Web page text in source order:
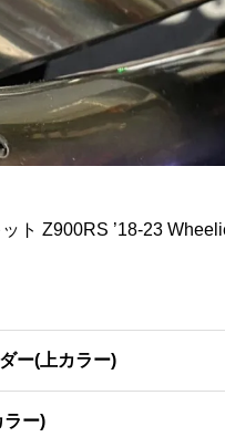
ト Z900RS ’18-23
ー(上カラー)
ラー)